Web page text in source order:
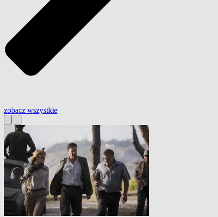
zobacz wszystkie